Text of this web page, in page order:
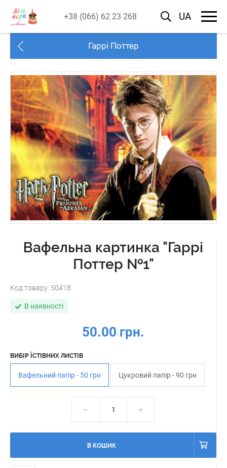
+38 (066) 62 23 268 UA
Гаррі Поттер
Вафельна картинка "Гаррі
Поттер №1"
Код товару: 50418
В наявності
50.00 грн.
ВИБІР ЇСТІВНИХ ЛИСТІВ
Вафельний папір - 50 грн Цукровий папір - 90 грн
В КОШИК